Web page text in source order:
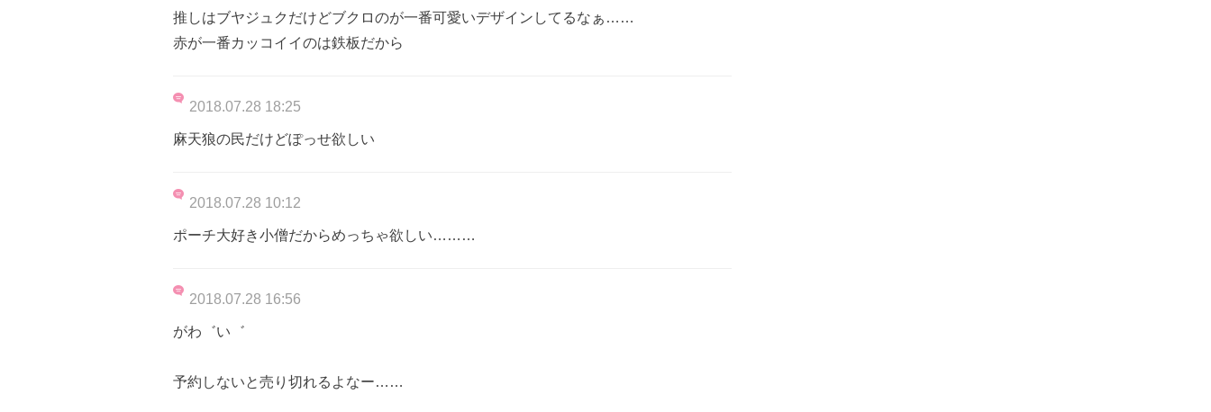
推しはブヤジュクだけどブクロのが一番可愛いデザインしてるなぁ……
赤が一番カッコイイのは鉄板だから
2018.07.28 18:25
麻天狼の民だけどぽっせ欲しい
2018.07.28 10:12
ポーチ大好き小僧だからめっちゃ欲しい………
2018.07.28 16:56
がわ゛い゛
予約しないと売り切れるよなー……